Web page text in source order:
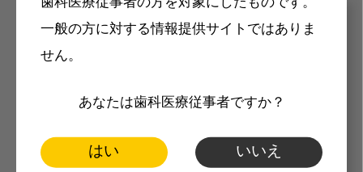
歯科医療従事者の方を対象にしたものです。
一般の方に対する情報提供サイトではありま
せん。
あなたは歯科医療従事者ですか？
はい いいえ
メリット